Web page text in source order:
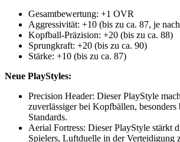
Gesamtbewertung: +1 OVR
Aggressivität: +10 (bis zu ca. 87, je
Kopfball-Präzision: +20 (bis zu ca. 88)
Sprungkraft: +20 (bis zu ca. 90)
Stärke: +10 (bis zu ca. 87)
Neue PlayStyles:
Precision Header: Dieser PlayStyle
zuverlässiger bei Kopfbällen, besonders
Standards.
Aerial Fortress: Dieser PlayStyle stärkt
Spielers, Luftduelle in der Verteidigung